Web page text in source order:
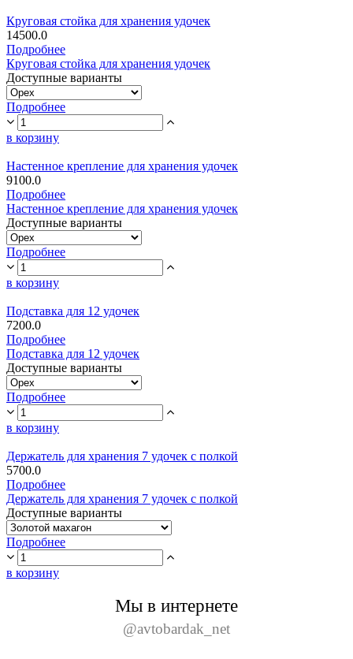
Круговая стойка для хранения удочек
14500.0
Подробнее
Круговая стойка для хранения удочек
Доступные варианты
Подробнее
в корзину
Настенное крепление для хранения удочек
9100.0
Подробнее
Настенное крепление для хранения удочек
Доступные варианты
Подробнее
в корзину
Подставка для 12 удочек
7200.0
Подробнее
Подставка для 12 удочек
Доступные варианты
Подробнее
в корзину
Держатель для хранения 7 удочек с полкой
5700.0
Подробнее
Держатель для хранения 7 удочек с полкой
Доступные варианты
Подробнее
в корзину
Мы в интернете
@avtobardak_net